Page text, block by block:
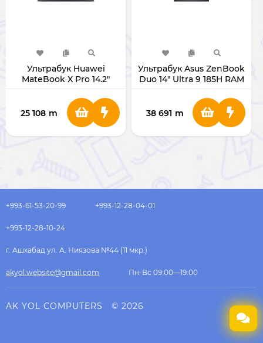
Ультрабук Huawei
MateBook X Pro 14.2"
16GB/SSD 1TB VGHH-WX
25 108 m
Ультрабук Asus ZenBook
Duo 14" Ultra 9 185H RAM
UX8406MA Intel Arc
38 691 m
+993-61-53-20-99 +993-12-28-04-01
+993-12-28-10-24
г. Ашхабад ул. А. Ниязова №44 (11 мкр.)
akyol.website@gmail.com Пн-Вс 09:00—19:00
AK YOL COMPUTERS © 2026